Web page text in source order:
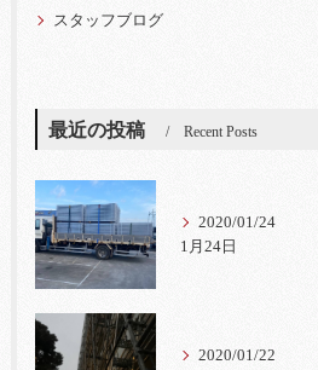
スタッフブログ
最近の投稿 Recent Posts
2020/01/24
1月24日
2020/01/22